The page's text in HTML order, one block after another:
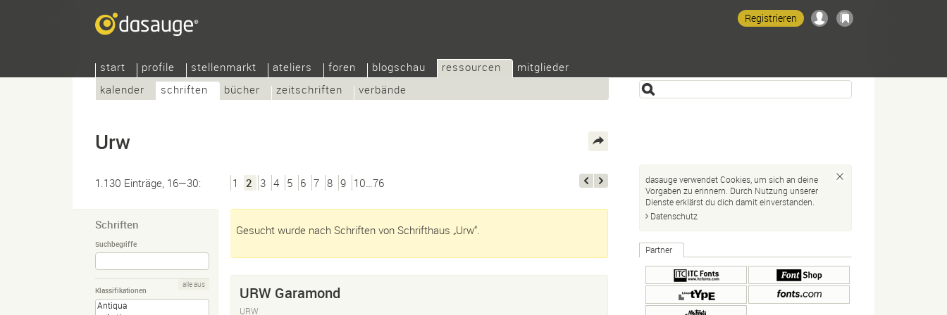
start profile stellenmarkt ateliers foren blogschau
ressourcen
kalender
schriften bücher zeitschriften verbände
mitglieder
Registrieren
Urw
1.130 Einträge, 16—30: 1 2 3 4 5 6 7 8 9 10…76
Schriften
Suchbegriffe
Klassifikationen
alle aus
Gesucht wurde nach Schriften von Schrifthaus „Urw“.
URW Garamond
URW
dasauge verwendet Cookies, um sich an deine
Vorgaben zu erinnern. Durch Nutzung unserer
Dienste erklärst du dich damit einverstanden.
Datenschutz
Partner